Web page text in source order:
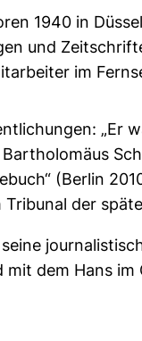
1940 in
und
im
„Er
(Berlin
der
seine
mit dem Hans